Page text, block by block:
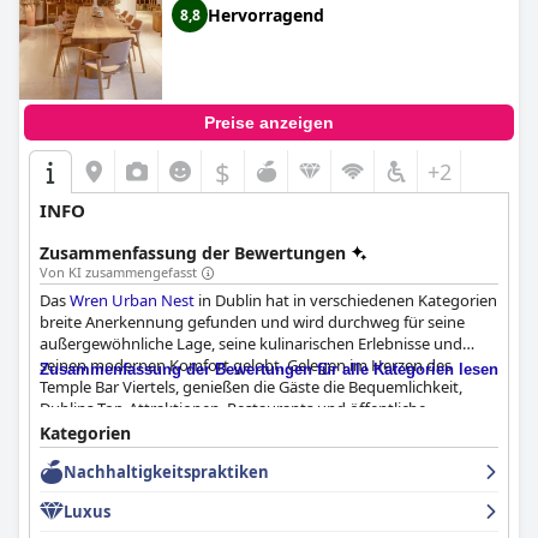
8,8 Hervorragend
Preise anzeigen
$ +2
INFO
Zusammenfassung der Bewertungen
Von KI zusammengefasst
DasWren Urban Nest in Dublin hat in verschiedenen Kategorien
breite Anerkennung gefunden und wird durchweg für seine
außergewöhnliche Lage, seine kulinarischen Erlebnisse und
seinen modernen Komfort gelobt. Gelegen im Herzen des
Temple Bar Viertels, genießen die Gäste die Bequemlichkeit,
Dublins Top-Attraktionen, Restaurants und öffentliche
Verkehrsmittel in der Nähe zu haben. Trotz seiner zentralen
Lage bietet das Hotel dank seines modernen,
umweltfreundlichen Designs eine ruhige und gemütliche
Zusammenfassung der Bewertungen für alle Kategorien lesen
Kategorien
Nachhaltigkeitspraktiken
Luxus